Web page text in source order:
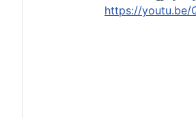
https://